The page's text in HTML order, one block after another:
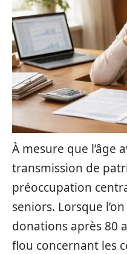
À mesure que l’âge
transmission de
préoccupation
seniors. Lorsque
donations après 80
flou concernant les